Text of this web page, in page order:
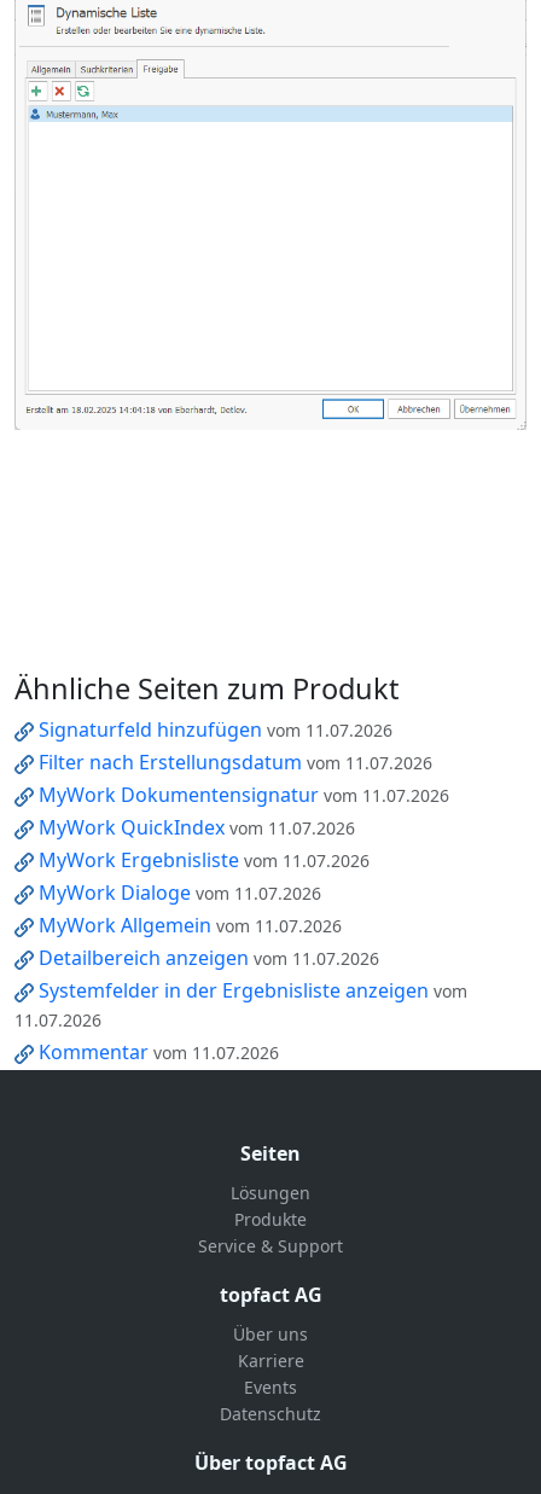
Ähnliche Seiten zum Produkt
Signaturfeld hinzufügen vom 11.07.2026
Filter nach Erstellungsdatum vom 11.07.2026
MyWork Dokumentensignatur vom 11.07.2026
MyWork QuickIndex vom 11.07.2026
MyWork Ergebnisliste vom 11.07.2026
MyWork Dialoge vom 11.07.2026
MyWork Allgemein vom 11.07.2026
Detailbereich anzeigen vom 11.07.2026
Systemfelder in der Ergebnisliste anzeigen vom
11.07.2026
Kommentar vom 11.07.2026
Seiten
Lösungen
Produkte
Service & Support
topfact AG
Über uns
Karriere
Events
Datenschutz
Über topfact AG